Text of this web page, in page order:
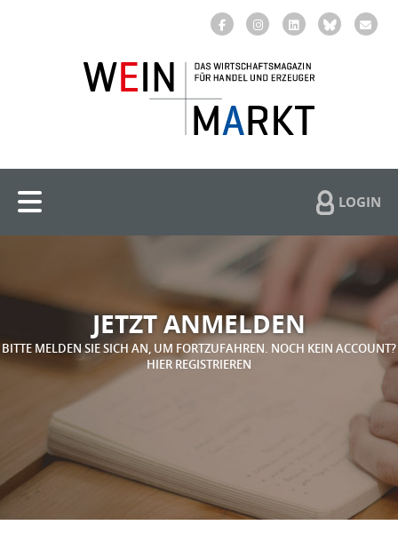
LOGIN
JETZT ANMELDEN
BITTE MELDEN SIE SICH AN, UM FORTZUFAHREN. NOCH KEIN ACCOUNT?
HIER REGISTRIEREN